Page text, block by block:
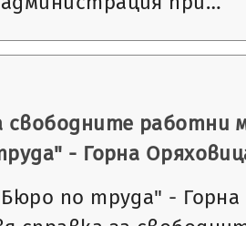
свободните работни
- Горна
по труда" -